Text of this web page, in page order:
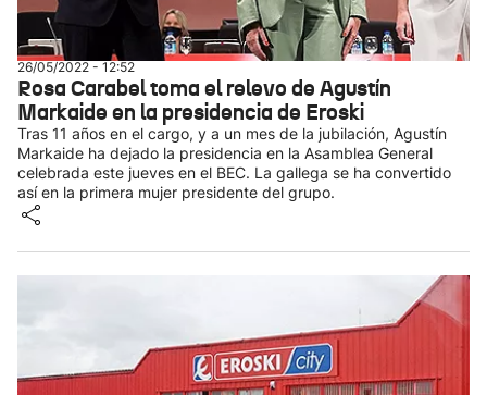
26/05/2022 - 12:52
Rosa Carabel toma el relevo de Agustín
Markaide en la presidencia de Eroski
Tras 11 años en el cargo, y a un mes de la jubilación, Agustín
Markaide ha dejado la presidencia en la Asamblea General
celebrada este jueves en el BEC. La gallega se ha convertido
así en la primera mujer presidente del grupo.